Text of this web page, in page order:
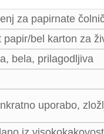
za papirnate
papir/bel karton za
bela, prilagodljiva
uporabo,